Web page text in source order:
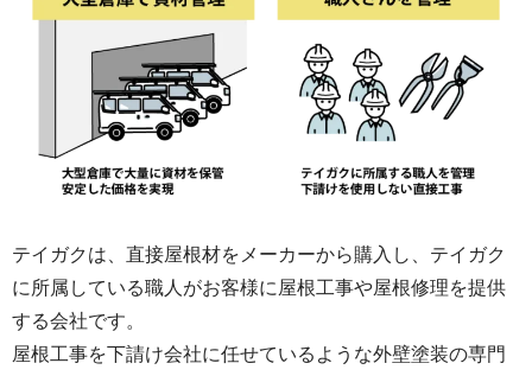
います。 ご親切な対応ありがとうございまし
た！
テイガクは、直接屋根材をメーカーから購入し、テイガク
に所属している職人がお客様に屋根工事や屋根修理を提供
する会社です。
屋根工事を下請け会社に任せているような外壁塗装の専門